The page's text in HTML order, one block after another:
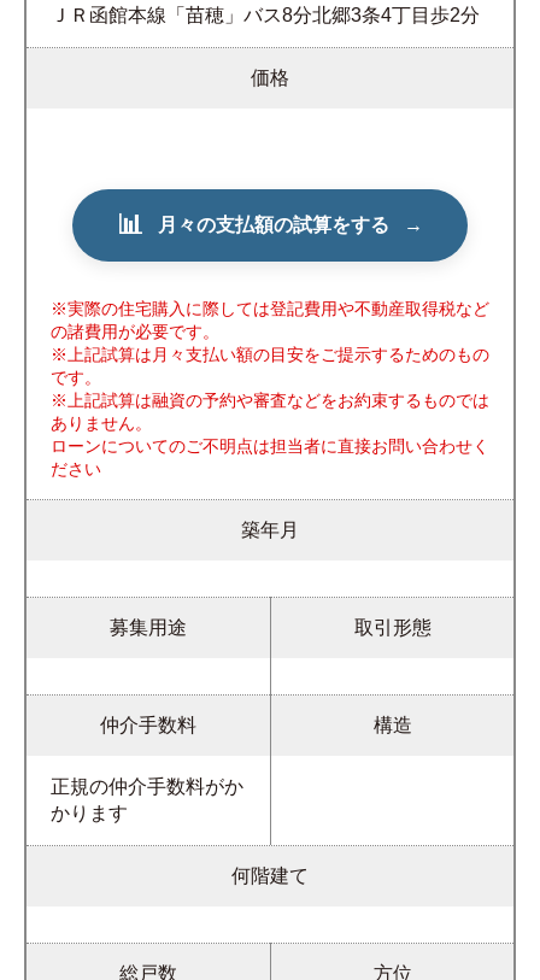
ＪＲ函館本線「苗穂」バス8分北郷3条4丁目歩2分
価格
📊 月々の支払額の試算をする →
※実際の住宅購入に際しては登記費用や不動産取得税など
の諸費用が必要です。
※上記試算は月々支払い額の目安をご提示するためのもの
です。
※上記試算は融資の予約や審査などをお約束するものでは
ありません。
ローンについてのご不明点は担当者に直接お問い合わせく
ださい
築年月
募集用途 取引形態
仲介手数料
正規の仲介手数料がか
かります
構造
何階建て
総戸数 方位